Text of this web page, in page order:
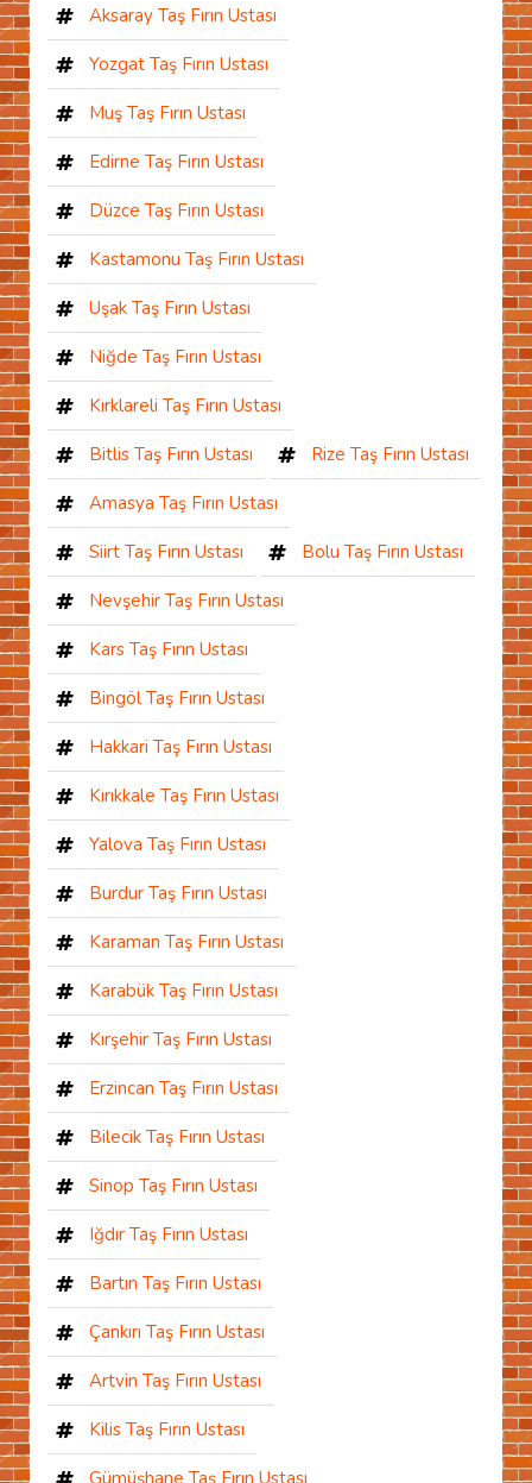
Aksaray Taş Fırın Ustası
Yozgat Taş Fırın Ustası
Muş Taş Fırın Ustası
Edirne Taş Fırın Ustası
Düzce Taş Fırın Ustası
Kastamonu Taş Fırın Ustası
Uşak Taş Fırın Ustası
Niğde Taş Fırın Ustası
Kırklareli Taş Fırın Ustası
Bitlis Taş Fırın Ustası Rize Taş Fırın Ustası
Amasya Taş Fırın Ustası
Siirt Taş Fırın Ustası Bolu Taş Fırın Ustası
Nevşehir Taş Fırın Ustası
Kars Taş Fırın Ustası
Bingöl Taş Fırın Ustası
Hakkari Taş Fırın Ustası
Kırıkkale Taş Fırın Ustası
Yalova Taş Fırın Ustası
Burdur Taş Fırın Ustası
Karaman Taş Fırın Ustası
Karabük Taş Fırın Ustası
Kırşehir Taş Fırın Ustası
Erzincan Taş Fırın Ustası
Bilecik Taş Fırın Ustası
Sinop Taş Fırın Ustası
Iğdır Taş Fırın Ustası
Bartın Taş Fırın Ustası
Çankırı Taş Fırın Ustası
Artvin Taş Fırın Ustası
Kilis Taş Fırın Ustası
Gümüşhane Taş Fırın Ustası